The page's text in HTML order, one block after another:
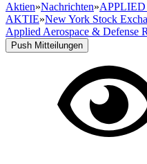
Aktien»Nachrichten»
AKTIE»New York Stock
Applied Aerospace & Defense
Push Mitteilungen